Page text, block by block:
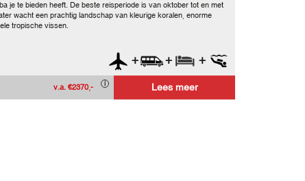
je te bieden heeft. De beste reisperiode is van oktober tot en met
wacht een prachtig landschap van kleurige koralen, enorme
tropische vissen.
+ + +
v.a. €2370,- Lees meer